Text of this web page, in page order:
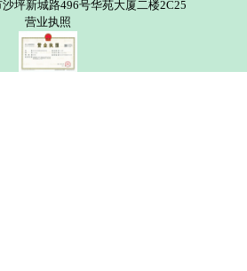
坪新城路496号华苑大厦二楼2C25
营业执照